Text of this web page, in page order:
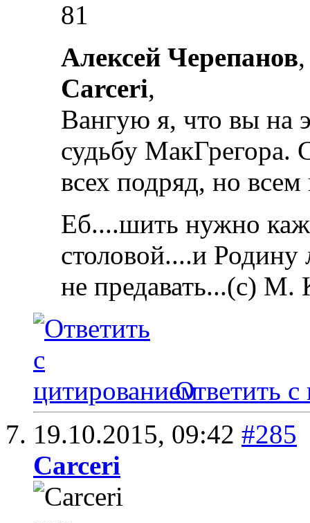
81
Алексей Черепанов,
Carceri,
Вангую я, что вы на
судьбу МакГрегора.
всех подряд, но всем
Еб....шить нужно
столовой....и
не предавать...(с) М.
Ответить с
19.10.2015, 09:42 #285
Carceri